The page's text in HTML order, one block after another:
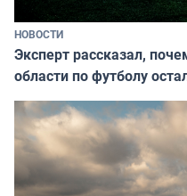
НОВОСТИ
Эксперт рассказал,
области по футболу